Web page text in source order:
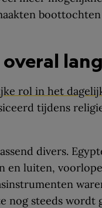
rol in het
tijdens
divers.
en luiten,
nog steeds wordt